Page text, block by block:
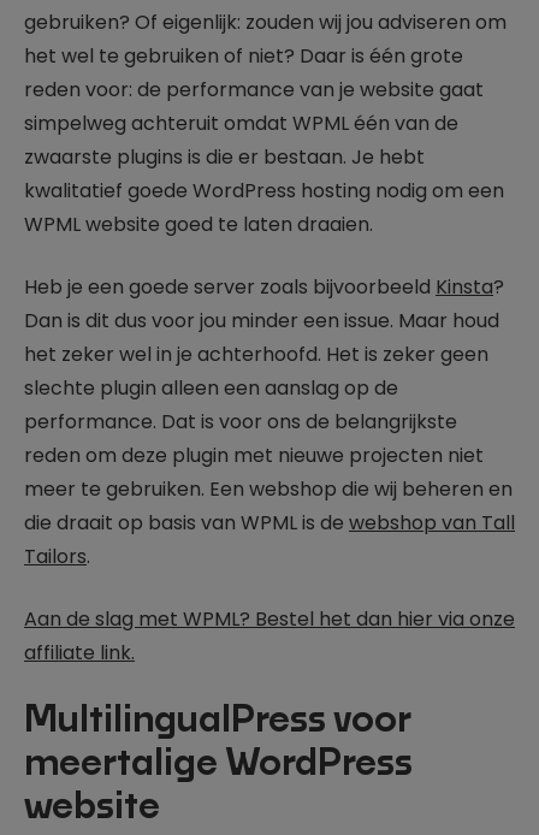
gebruiken? Of eigenlijk: zouden wij jou adviseren om
het wel te gebruiken of niet? Daar is één grote
reden voor: de performance van je website gaat
simpelweg achteruit omdat WPML één van de
zwaarste plugins is die er bestaan. Je hebt
kwalitatief goede WordPress hosting nodig om een
WPML website goed te laten draaien.
Heb je een goede server zoals bijvoorbeeld Kinsta?
Dan is dit dus voor jou minder een issue. Maar houd
het zeker wel in je achterhoofd. Het is zeker geen
slechte plugin alleen een aanslag op de
performance. Dat is voor ons de belangrijkste
reden om deze plugin met nieuwe projecten niet
meer te gebruiken. Een webshop die wij beheren en
die draait op basis van WPML is de webshop van Tall
Tailors.
Aan de slag met WPML? Bestel het dan hier via onze
affiliate link.
MultilingualPress voor
meertalige WordPress
website